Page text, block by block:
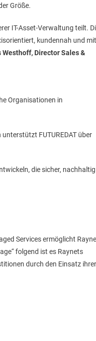
Größe.
IT-Asset-Verwaltung teilt.
kundennah und mit
Westhoff, Director Sales &
Organisationen in
FUTUREDAT über
die sicher, nachhaltig
Services ermöglicht
folgend ist es Raynets
durch den Einsatz ihrer